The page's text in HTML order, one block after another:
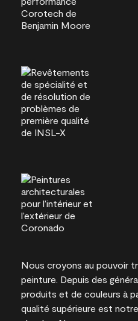
Nous croyons au pouvoir
peinture. Depuis des
produits et de couleurs à
qualité supérieure est